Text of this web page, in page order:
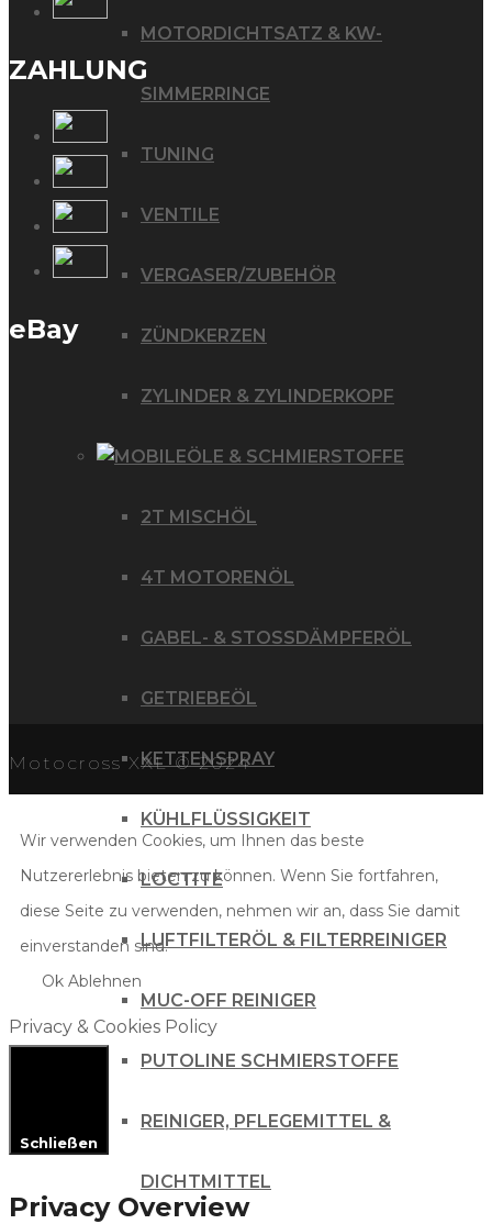
MOTORDICHTSATZ & KW-
SIMMERRINGE
TUNING
VENTILE
VERGASER/ZUBEHÖR
ZÜNDKERZEN
ZYLINDER & ZYLINDERKOPF
ÖLE & SCHMIERSTOFFE
2T MISCHÖL
4T MOTORENÖL
GABEL- & STOSSDÄMPFERÖL
GETRIEBEÖL
KETTENSPRAY
KÜHLFLÜSSIGKEIT
LOCTITE
LUFTFILTERÖL & FILTERREINIGER
MUC-OFF REINIGER
PUTOLINE SCHMIERSTOFFE
REINIGER, PFLEGEMITTEL &
DICHTMITTEL
ZAHLUNG
eBay
Motocross XXL © 2024
Wir verwenden Cookies, um Ihnen das beste
Nutzererlebnis bieten zu können. Wenn Sie fortfahren,
diese Seite zu verwenden, nehmen wir an, dass Sie damit
einverstanden sind.
Ok Ablehnen
Privacy & Cookies Policy
Schließen
Privacy Overview